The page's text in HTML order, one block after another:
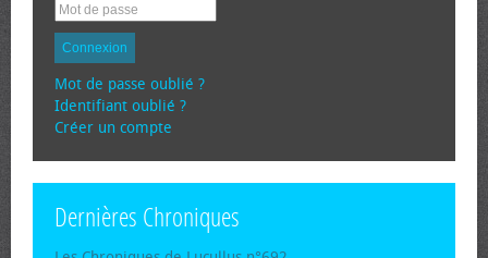
Connexion
Mot de passe oublié ?
Identifiant oublié ?
Créer un compte
Dernières Chroniques